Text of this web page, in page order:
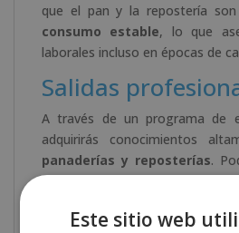
que el pan y la repostería son
consumo estable, lo que
laborales incluso en épocas de
Salidas
A través de un programa de
adquirirás conocimientos
panaderías y reposterías.
allá y especializarte como
pastelero, e incluso
punto de venta: organizar el
Este sitio web